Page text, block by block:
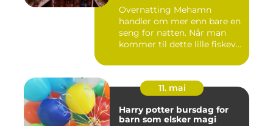
Overnatting Mehamn
handler om mer enn bare en
seng for natten. Når man
kommer til dette lille fiskev...
11. mai
Harry potter bursdag for
barn som elsker magi